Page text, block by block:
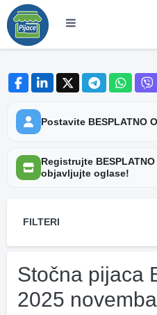
Postavite BESPLATNO
Registrujte BESPLATNO
objavljujte oglase!
FILTERI
Stočna pijaca
2025